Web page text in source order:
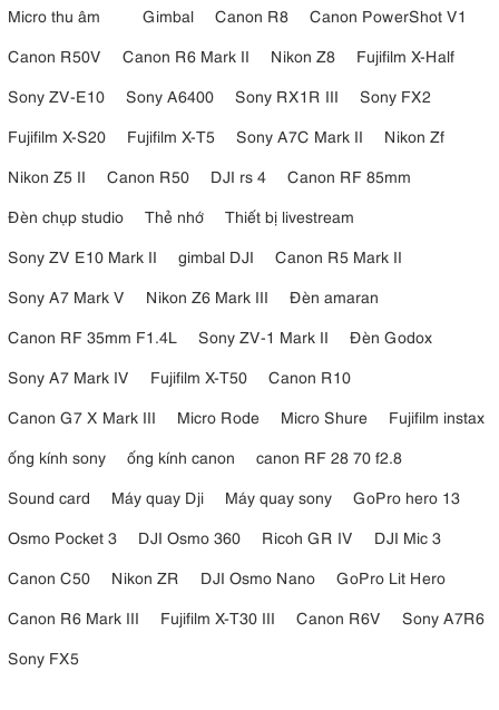
Micro thu âm Gimbal Canon R8
Canon PowerShot V1
Canon R50V
Canon R6 Mark II Nikon Z8
Fujifilm X-Half
Sony ZV-E10
Sony A6400 Sony RX1R III
Sony FX2
Fujifilm X-S20
Fujifilm X-T5 Sony A7C Mark II
Nikon Zf
Nikon Z5 II
Canon R50 DJI rs 4
Canon RF 85mm
Đèn chụp studio
Thẻ nhớ
Thiết bị livestream
Sony ZV E10 Mark II
gimbal DJI
Canon R5 Mark II
Sony A7 Mark V
Nikon Z6 Mark III
Đèn amaran
Canon RF 35mm F1.4L
Sony ZV-1 Mark II
Đèn Godox
Sony A7 Mark IV
Fujifilm X-T50
Canon R10
Canon G7 X Mark III
Micro Rode Micro Shure
Fujifilm instax
ống kính sony
ống kính canon
canon RF 28 70 f2.8
Sound card
Máy quay Dji Máy quay sony
GoPro hero 13
Osmo Pocket 3
DJI Osmo 360 Ricoh GR IV
DJI Mic 3
Canon C50
Nikon ZR DJI Osmo Nano
GoPro Lit Hero
Canon R6 Mark III
Fujifilm X-T30 III Canon R6V
Sony A7R6
Sony FX5